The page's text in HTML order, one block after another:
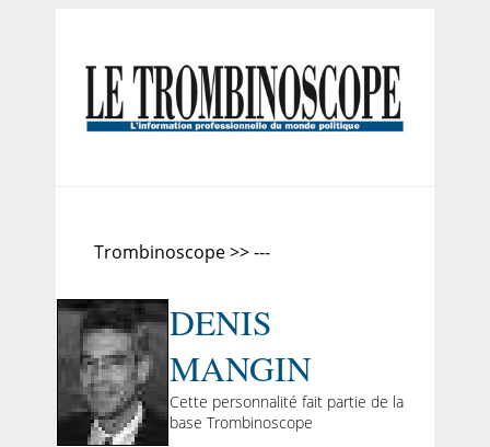
Trombinoscope >> ---
DENIS
MANGIN
Cette personnalité fait partie de la
base Trombinoscope